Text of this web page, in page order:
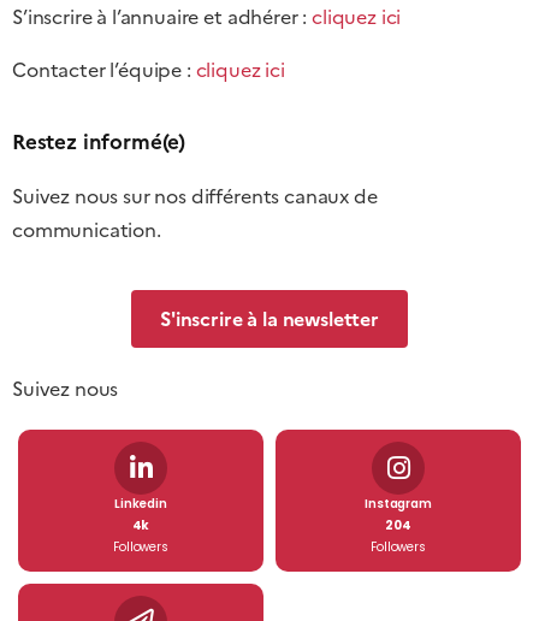
S’inscrire à l’annuaire et adhérer :cliquez ici
Contacter l’équipe : cliquez ici
Restez informé(e)
Suivez nous sur nos différents canaux de
communication.
S'inscrire à la newsletter
Suivez nous
Linkedin
4k
Followers
Instagram
204
Followers